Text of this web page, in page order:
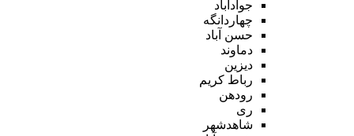
جوادآباد
چهاردانگه
حسن آباد
دماوند
دیزین
رباط کریم
رودهن
ری
شاهدشهر